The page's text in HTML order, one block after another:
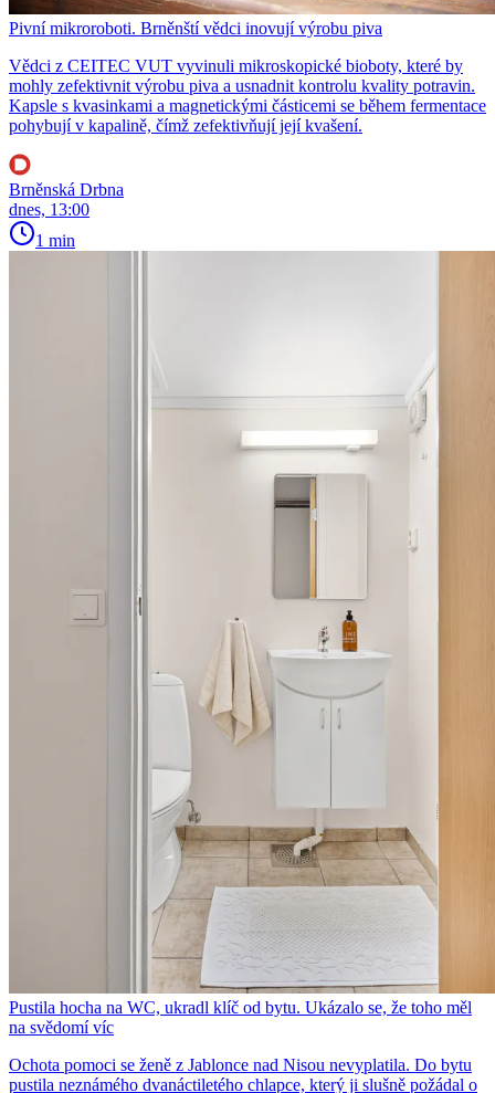
Pivní mikroroboti. Brněnští vědci inovují výrobu piva
Vědci z CEITEC VUT vyvinuli mikroskopické bioboty, které by
mohly zefektivnit výrobu piva a usnadnit kontrolu kvality potravin.
Kapsle s kvasinkami a magnetickými částicemi se během fermentace
pohybují v kapalině, čímž zefektivňují její kvašení.
Brněnská Drbna
dnes, 13:00
1 min
Pustila hocha na WC, ukradl klíč od bytu. Ukázalo se, že toho měl
na svědomí víc
Ochota pomoci se ženě z Jablonce nad Nisou nevyplatila. Do bytu
pustila neznámého dvanáctiletého chlapce, který ji slušně požádal o